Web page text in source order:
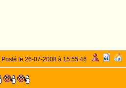
Posté le 26-07-2008 à 15:55:46